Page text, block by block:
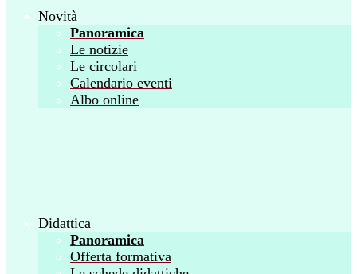
Novità
Panoramica
Le notizie
Le circolari
Calendario eventi
Albo online
Didattica
Panoramica
Offerta formativa